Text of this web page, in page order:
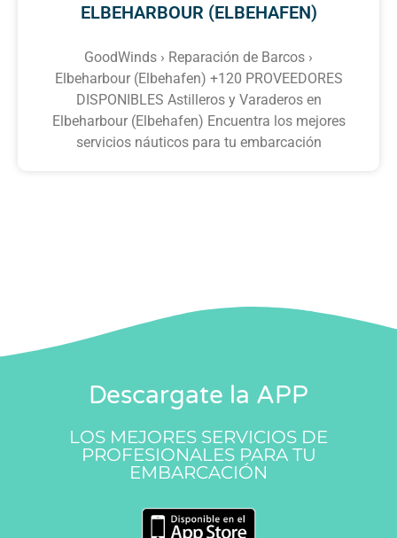
ELBEHARBOUR (ELBEHAFEN)
GoodWinds › Reparación de Barcos ›
Elbeharbour (Elbehafen) +120 PROVEEDORES
DISPONIBLES Astilleros y Varaderos en
Elbeharbour (Elbehafen) Encuentra los mejores
servicios náuticos para tu embarcación
Descargate la APP
LOS MEJORES SERVICIOS DE
PROFESIONALES PARA TU
EMBARCACIÓN